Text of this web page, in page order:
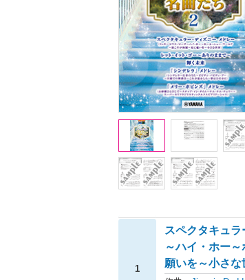
1
スペクタキュ
～ハイ・ホー
願いを～小さな